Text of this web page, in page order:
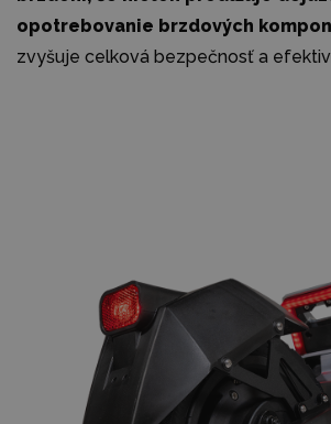
opotrebovanie brzdových
zvyšuje celková bezpečnosť a